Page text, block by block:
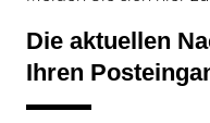
Die aktuellen
Ihren